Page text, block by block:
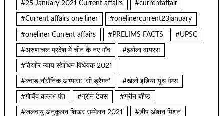
#25 January 2021 Current affairs #currentaffair
#Current affairs one liner #onelinercurrent23january
#oneliner Current affairs #PRELIMS FACTS #UPSC
#अरुणाचल प्रदेश में चीन के नए गाँव #इबोला वायरस
#किशोर न्याय संशोधन विधेयक 2021
#क्वाड नौसैनिक अभ्यास: ‘सी ड्रैगन’ #खेलो इंडिया यूथ गेम्स
#गोविंद बल्लभ पंत #ग्रीन टैक्स #ग्रीन बॉण्ड
#जलवायु अनुकूलन शिखर सम्मेलन 2021 #डीप ओशन मिशन